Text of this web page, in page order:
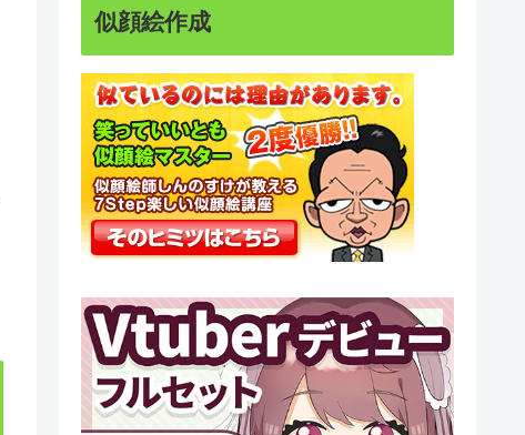
似顔絵作成